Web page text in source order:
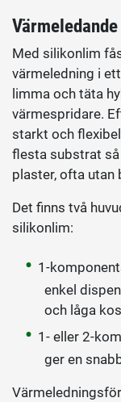
Med silikonlim
värmeledning i
limma och täta
värmespridare.
starkt och
flesta substrat
plaster, ofta utan
Det finns två
silikonlim:
1-
enkel
och låga
1- eller 2-
ger en